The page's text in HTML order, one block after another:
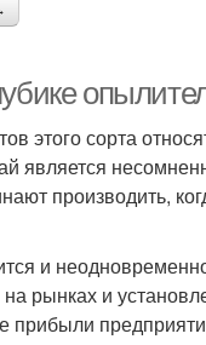
этого сорта
является
производить,
и
рынках и
прибыли